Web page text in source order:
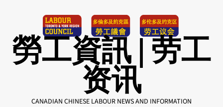
勞工資訊 | 劳工
资讯
CANADIAN CHINESE LABOUR NEWS AND INFORMATION